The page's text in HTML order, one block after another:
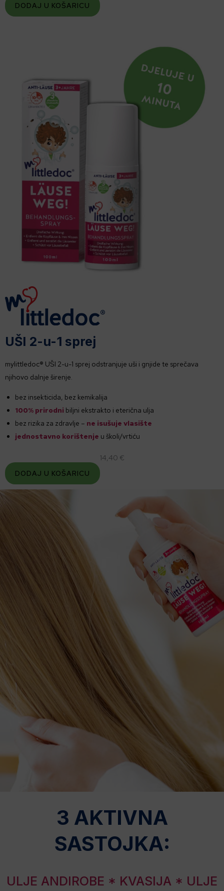
DODAJ U KOŠARICU
UŠI 2-u-1 sprej
mylittledoc® UŠI 2-u-1 sprej odstranjuje uši i gnjide te sprečava
njihovo dalnje širenje.
bez insekticida, bez kemikalija
100% prirodni biljni ekstrakto i eterična ulja
bez rizika za zdravlje – ne isušuje vlasište
jednostavno korištenje u školi/vrtiću
14,40 €
DODAJ U KOŠARICU
3 AKTIVNA
SASTOJKA:
ULJE ANDIROBE * KVASIJA * ULJE